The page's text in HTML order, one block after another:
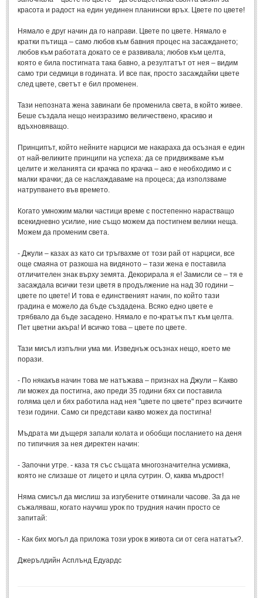
ПРИТЧИ
Притчи за живота (106)
Притчи за приятелството
LATEST NEWS
Надежда
Post: 28 Юни 2018
Post: 28 Юни 2018
Усмивката
Нищо не съществува
Post: 28 Юни 2018
Пилето
Post: 28 Юни 2018
СПОДЕЛЕНО
СПОДЕЛЕНО
Забавно (10)
Любопитно (7)
Какво е любовта? (40)
красота и радост на един уединен планински връх. Цвете по цвете!
Нямало е друг начин да го направи. Цвете по цвете. Нямало е
кратки пътища – само любов към бавния процес на засаждането;
любов към работата докато се е развивала; любов към целта,
която е била постигната така бавно, а резултатът от нея – видим
само три седмици в годината. И все пак, просто засаждайки цвете
след цвете, светът е бил променен.
Тази непозната жена завинаги бе променила света, в който живее.
Беше създала нещо неизразимо величествено, красиво и
вдъхновяващо.
Принципът, който нейните нарциси ме накараха да осъзная е един
от най-великите принципи на успеха: да се придвижваме към
целите и желанията си крачка по крачка – ако е необходимо и с
малки крачки; да се наслаждаваме на процеса; да използваме
натрупването във времето.
Когато умножим малки частици време с постепенно нарастващо
всекидневно усилие, ние също можем да постигнем велики неща.
Можем да променим света.
- Джули – казах аз като си тръгвахме от този рай от нарциси, все
още смаяна от разкоша на видяното – тази жена е поставила
отличителен знак върху земята. Декорирала я е! Замисли се – тя е
засаждала всички тези цветя в продължение на над 30 години –
цвете по цвете! И това е единственият начин, по който тази
градина е можело да бъде създадена. Всяко едно цвете е
трябвало да бъде засадено. Нямало е по-кратък път към целта.
Пет цветни акъра! И всичко това – цвете по цвете.
Тази мисъл изпълни ума ми. Изведнъж осъзнах нещо, което ме
порази.
- По някакъв начин това ме натъжава – признах на Джули – Какво
ли можех да постигна, ако преди 35 години бях си поставила
голяма цел и бях работила над нея "цвете по цвете" през всичките
тези години. Само си представи какво можех да постигна!
Мъдрата ми дъщеря запали колата и обобщи посланието на деня
по типичния за нея директен начин:
- Започни утре. - каза тя със същата многозначителна усмивка,
която не слизаше от лицето и цяла сутрин. О, каква мъдрост!
Няма смисъл да мислиш за изгубените отминали часове. За да не
съжаляваш, когато научиш урок по трудния начин просто се
запитай:
- Как бих могъл да приложа този урок в живота си от сега нататък?.
Джерълдийн Асплънд Едуардс